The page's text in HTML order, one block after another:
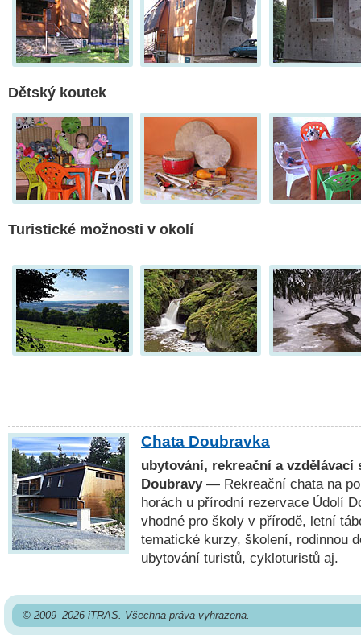
Dětský koutek
Turistické možnosti v okolí
Chata Doubravka
ubytování, rekreační a vzdělávací
Doubravy— Rekreační chata na
horách u přírodní rezervace Údolí
vhodné pro školy v přírodě, letní
tematické kurzy, školení, rodinnou
ubytování turistů, cykloturistů aj.
© 2009–2026 iTRAS. Všechna práva vyhrazena.